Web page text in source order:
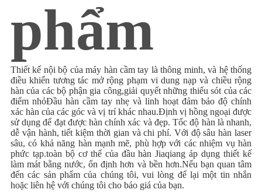
POLICY
phẩm
Thiết kế nội bộ của máy hàn cầm tay là thông minh, và hệ thống
điều khiển tương tác mở rộng phạm vi dung nạp và chiều rộng
hàn của các bộ phận gia công,giải quyết những thiếu sót của các
điểm nhỏĐầu hàn cầm tay nhẹ và linh hoạt đảm bảo độ chính
xác hàn của các góc và vị trí khác nhau.Định vị hồng ngoại được
sử dụng để đạt được hàn chính xác và đẹp. Tốc độ hàn là nhanh,
dễ vận hành, tiết kiệm thời gian và chi phí. Với độ sâu hàn laser
sâu, có khả năng hàn mạnh mẽ, phù hợp với các nhiệm vụ hàn
phức tạp.toàn bộ cơ thể của đầu hàn Jiaqiang áp dụng thiết kế
làm mát bằng nước, ổn định hơn và bền hơn.Nếu bạn quan tâm
đến các sản phẩm của chúng tôi, vui lòng để lại một tin nhắn
hoặc liên hệ với chúng tôi cho báo giá của bạn.